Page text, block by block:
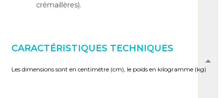
crémaillères).
CARACTÉRISTIQUES TECHNIQUES
Les dimensions sont en centimètre (cm), le poids en kilogramme (kg)